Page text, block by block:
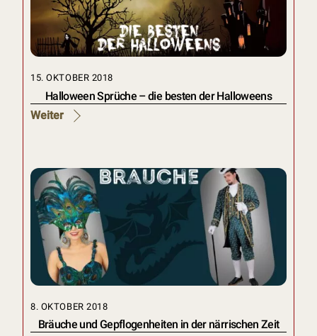
15. OKTOBER 2018
Halloween Sprüche – die besten der Halloweens
Weiter
8. OKTOBER 2018
Bräuche und Gepflogenheiten in der närrischen Zeit